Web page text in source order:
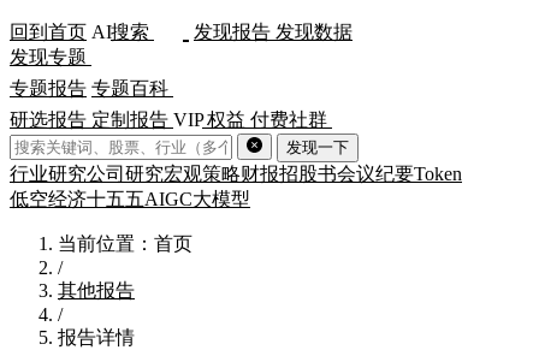
回到首页 AI搜索 发现报告 发现数据
发现专题
专题报告 专题百科
研选报告 定制报告 VIP权益 付费社群
发现一下
行业研究公司研究宏观策略财报招股书会议纪要Token
低空经济十五五AIGC大模型
当前位置：首页
/
其他报告
/
报告详情